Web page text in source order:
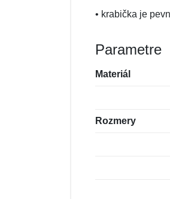
• krabička je
Parametre
Materiál
Rozmery